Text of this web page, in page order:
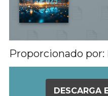
Proporcionado por:
DESCARGA